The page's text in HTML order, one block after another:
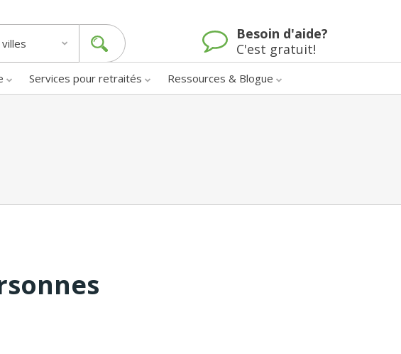
Besoin d'aide?
C'est gratuit!
Services pour retraités Ressources & Blogue